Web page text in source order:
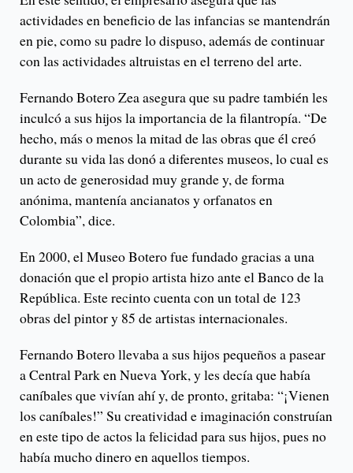
actividades en beneficio de las infancias se mantendrán
en pie, como su padre lo dispuso, además de continuar
con las actividades altruistas en el terreno del arte.
Fernando Botero Zea asegura que su padre también les
inculcó a sus hijos la importancia de la filantropía. “De
hecho, más o menos la mitad de las obras que él creó
durante su vida las donó a diferentes museos, lo cual es
un acto de generosidad muy grande y, de forma
anónima, mantenía ancianatos y orfanatos en
Colombia”, dice.
En 2000, el Museo Botero fue fundado gracias a una
donación que el propio artista hizo ante el Banco de la
República. Este recinto cuenta con un total de 123
obras del pintor y 85 de artistas internacionales.
Fernando Botero llevaba a sus hijos pequeños a pasear
a Central Park en Nueva York, y les decía que había
caníbales que vivían ahí y, de pronto, gritaba: “¡Vienen
los caníbales!” Su creatividad e imaginación construían
en este tipo de actos la felicidad para sus hijos, pues no
había mucho dinero en aquellos tiempos.